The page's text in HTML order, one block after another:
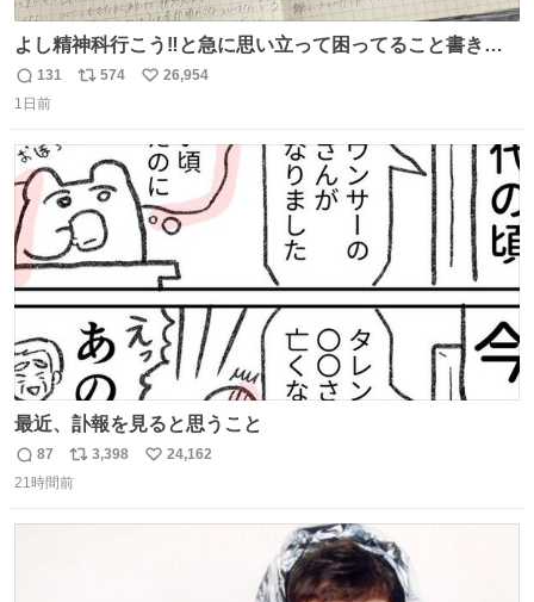
よし精神科行こう‼️と急に思い立って困ってること書き出
してたらペン止まらなくなってすごい勢いで埋まってワロ
タ
返
信
131
リ
ト
数
574
い
数
26,954
1日前
最近、訃報を見ると思うこと
返
信
87
リ
ポ
3,398
い
24,162
21時間前